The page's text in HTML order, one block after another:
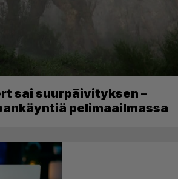
sai suurpäivityksen –